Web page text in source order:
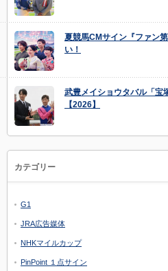
夏競馬CMサイン『ファン
い！
武豊メイショウタバル「
【2026】
カテゴリー
G1
JRA広告媒体
NHKマイルカップ
PinPoint １点サイン